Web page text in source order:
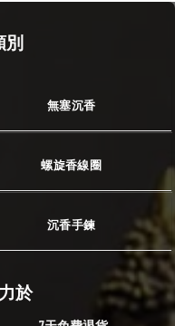
別
無塞沉香
螺旋香線圈
沉香手鍊
於